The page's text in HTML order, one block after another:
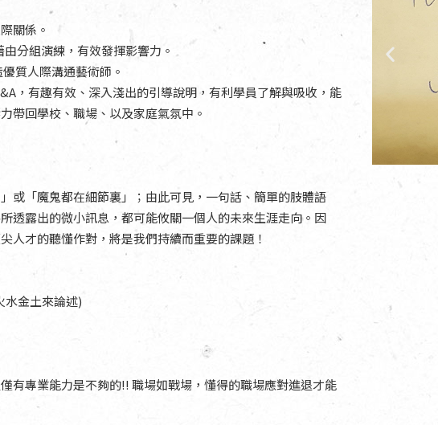
關係。
分組演練，有效發揮影響力。
質人際溝通藝術師。
，有趣有效、深入淺出的引導說明，有利學員了解與吸收，能
帶回學校、職場、以及家庭氣氛中。
或「魔鬼都在細節裏」；由此可見，一句話、簡單的肢體語
透露出的微小訊息，都可能攸關一個人的未來生涯走向。因
人才的聽懂作對，將是我們持續而重要的課題！
水金土來論述)
有專業能力是不夠的!! 職場如戰場，懂得的職場應對進退才能